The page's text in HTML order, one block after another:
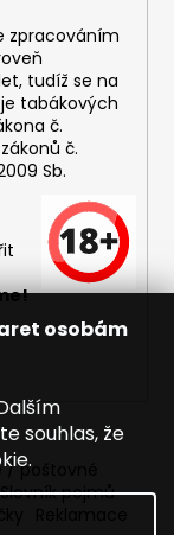
osobám
souhlas, že
zpracováním
let, tudíž se na
tabákových
č.
č.
Sb.
poštovné
Slovník pojmů